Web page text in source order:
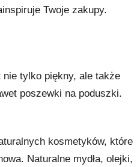
Twoje zakupy.
tylko piękny, ale także
poszewki na poduszki.
kosmetyków, które
Naturalne mydła, olejki,